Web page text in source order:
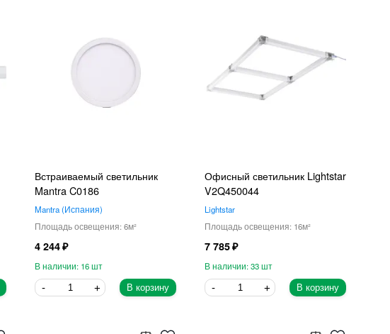
Встраиваемый светильник
Mantra C0186
Mantra Испания
6
4 244
16
В корзину
Офисный светильник Lightstar
V2Q450044
Lightstar
16
7 785
33
В корзину